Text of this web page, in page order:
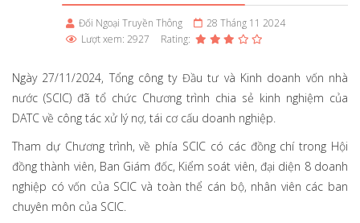
Đối Ngoại Truyền Thông
28 Tháng 11 2024
Lượt xem: 2927
Rating:
Ngày 27/11/2024, Tổng công ty Đầu tư và Kinh doanh vốn nhà
nước (SCIC) đã tổ chức Chương trình chia sẻ kinh nghiệm của
DATC về công tác xử lý nợ, tái cơ cấu doanh nghiệp.
Tham dự Chương trình, về phía SCIC có các đồng chí trong Hội
đồng thành viên, Ban Giám đốc, Kiểm soát viên, đại diện 8 doanh
nghiệp có vốn của SCIC và toàn thể cán bộ, nhân viên các ban
chuyên môn của SCIC.